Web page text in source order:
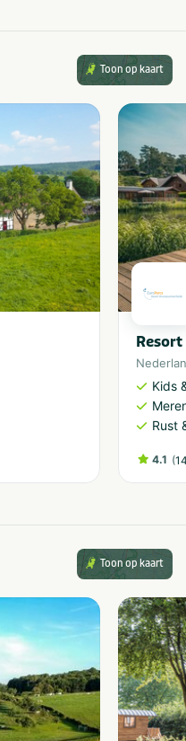
Toon op kaart
Kids
Rust
4.1 (
Toon op kaart